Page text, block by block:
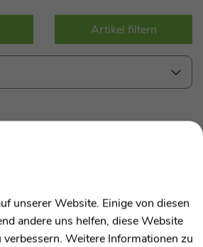
Artikel filtern
unserer Website. Einige von diesen
andere uns helfen, diese Website
Weitere Informationen zu